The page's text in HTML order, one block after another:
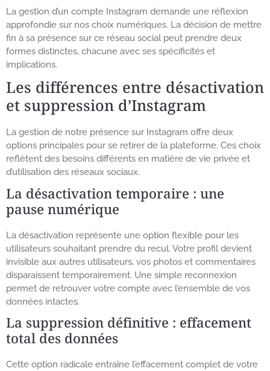
La gestion d’un compte Instagram demande une réflexion
approfondie sur nos choix numériques. La décision de mettre
fin à sa présence sur ce réseau social peut prendre deux
formes distinctes, chacune avec ses spécificités et
implications.
Les différences entre désactivation
et suppression d’Instagram
La gestion de notre présence sur Instagram offre deux
options principales pour se retirer de la plateforme. Ces choix
reflètent des besoins différents en matière de vie privée et
d’utilisation des réseaux sociaux.
La désactivation temporaire : une
pause numérique
La désactivation représente une option flexible pour les
utilisateurs souhaitant prendre du recul. Votre profil devient
invisible aux autres utilisateurs, vos photos et commentaires
disparaissent temporairement. Une simple reconnexion
permet de retrouver votre compte avec l’ensemble de vos
données intactes.
La suppression définitive : effacement
total des données
Cette option radicale entraîne l’effacement complet de votre